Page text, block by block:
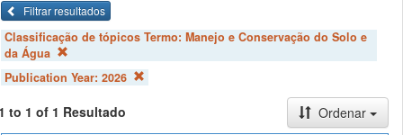
Filtrar resultados
Classificação de tópicos Termo: Manejo e Conservação do Solo e
da Água
Publication Year: 2026
to 1 of 1 Resultado
Ordenar